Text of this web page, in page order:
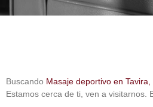
Buscando Masaje deportivo en
Estamos cerca de ti, ven a visitarnos.